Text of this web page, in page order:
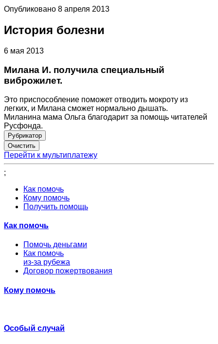
Опубликовано 8 апреля 2013
История болезни
6 мая 2013
Милана И. получила специальный
виброжилет.
Это приспособление поможет отводить мокроту из
легких, и Милана сможет нормально дышать.
Миланина мама Ольга благодарит за помощь читателей
Русфонда.
Рубрикатор
Перейти к мультиплатежу
;
Как помочь
Кому помочь
Получить помощь
Как помочь
Помочь деньгами
Как помочь
из-за рубежа
Договор пожертвования
Кому помочь
Особый случай